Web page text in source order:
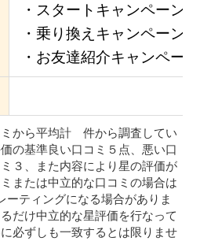
・スタートキャンペーン
・乗り換えキャンペーン
・お友達紹介キャンペーン
から平均計 件から調査してい
の基準良い口コミ５点、悪い口
３、また内容により星の評価が
または中立的な口コミの場合は
ーティングになる場合がありま
だけ中立的な星評価を行なって
必ずしも一致するとは限りませ